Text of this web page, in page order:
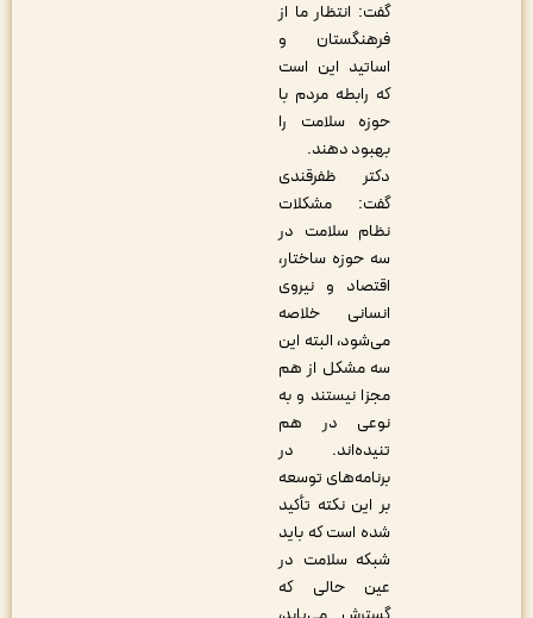
گفت: انتظار ما از
فرهنگستان و
اساتید این است
که رابطه مردم با
حوزه سلامت را
بهبود دهند.
دکتر ظفرقندی
گفت: مشکلات
نظام سلامت در
سه حوزه ساختار،
اقتصاد و نیروی
انسانی خلاصه
می‌شود، البته این
سه مشکل از هم
مجزا نیستند و به
نوعی در هم
تنیده‌اند. در
برنامه‌های توسعه
بر این نکته تأکید
شده است که باید
شبکه سلامت در
عین حالی که